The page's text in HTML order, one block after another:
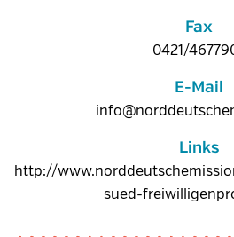
Fax
0421/
E-Mail
Links
http://
sued-